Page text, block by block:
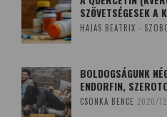
SZÖVETSÉGESEK A
HAJAS BEATRIX -
BOLDOGSÁGUNK
ENDORFIN,
CSONKA BENCE 2020/